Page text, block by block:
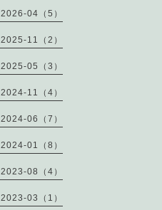
2026-04（5）
2025-11（2）
2025-05（3）
2024-11（4）
2024-06（7）
2024-01（8）
2023-08（4）
2023-03（1）